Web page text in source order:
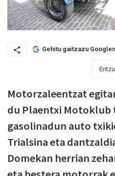
Gehitu gaitzazu Googlen
Motorzaleentzat
du Plaentxi Motoklub
gasolinadun auto
Trialsina eta
Domekan herrian